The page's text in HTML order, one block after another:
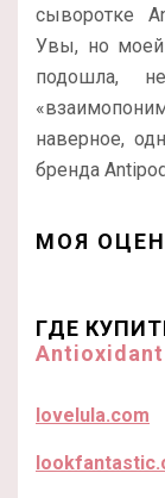
сыворотке
Увы, но моей
подошла,
наверное,
бренда
МОЯ
ГДЕ
Antioxidant
lovelula.com